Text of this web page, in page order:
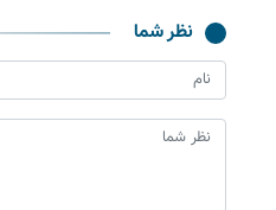
نظر شما